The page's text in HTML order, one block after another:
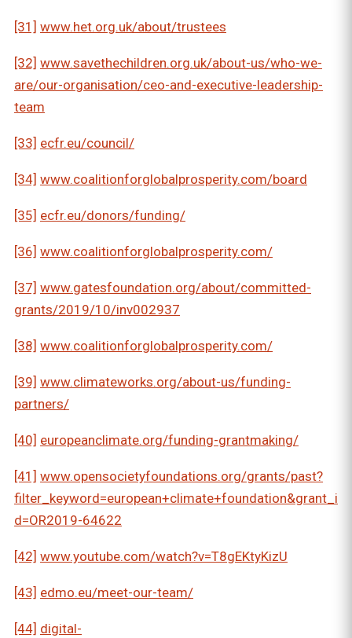
[31] www.het.org.uk/about/trustees
[32] www.savethechildren.org.uk/about-us/who-we-
are/our-organisation/ceo-and-executive-leadership-
team
[33] ecfr.eu/council/
[34] www.coalitionforglobalprosperity.com/board
[35] ecfr.eu/donors/funding/
[36] www.coalitionforglobalprosperity.com/
[37] www.gatesfoundation.org/about/committed-
grants/2019/10/inv002937
[38] www.coalitionforglobalprosperity.com/
[39] www.climateworks.org/about-us/funding-
partners/
[40] europeanclimate.org/funding-grantmaking/
[41] www.opensocietyfoundations.org/grants/past?
filter_keyword=european+climate+foundation&grant_i
d=OR2019-64622
[42] www.youtube.com/watch?v=T8gEKtyKizU
[43] edmo.eu/meet-our-team/
[44] digital-